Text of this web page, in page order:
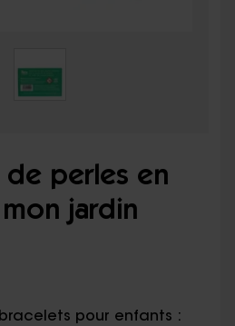
de perles en
jardin
pour enfants :